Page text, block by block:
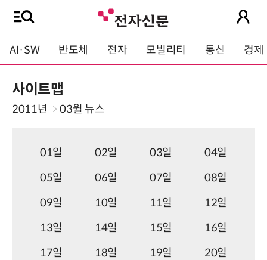
AI·SW 반도체 전자 모빌리티 통신 경제
사이트맵
2011년 03월 뉴스
01일 02일 03일
04일
05일
06일 07일
08일
09일
10일 11일
12일
13일
14일 15일
16일
17일
18일 19일
20일